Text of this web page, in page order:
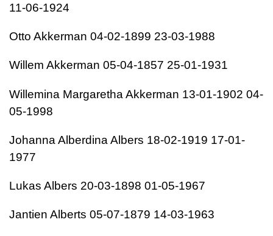
11-06-1924
Otto Akkerman 04-02-1899 23-03-1988
Willem Akkerman 05-04-1857 25-01-1931
Willemina Margaretha Akkerman 13-01-1902 04-
05-1998
Johanna Alberdina Albers 18-02-1919 17-01-
1977
Lukas Albers 20-03-1898 01-05-1967
Jantien Alberts 05-07-1879 14-03-1963